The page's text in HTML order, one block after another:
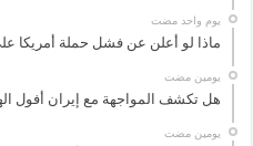
‏يوم واحد مضت
ماذا لو أعلن عن فشل حملة أمريكا
‏يومين مضت
هل تكشف المواجهة مع إيران أفول
‏يومين مضت